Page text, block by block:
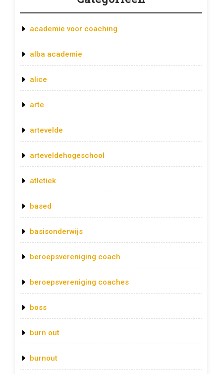
academie voor coaching
alba academie
alice
arte
artevelde
arteveldehogeschool
atletiek
based
basisonderwijs
beroepsvereniging coach
beroepsvereniging coaches
boss
burn out
burnout